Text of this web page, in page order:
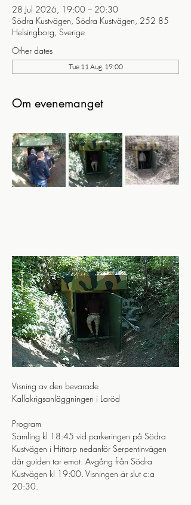
28 Jul 2026, 19:00 – 20:30
Södra Kustvägen, Södra Kustvägen, 252 85
Helsingborg, Sverige
Other dates
Tue 11 Aug, 19:00
Om evenemanget
Visning av den bevarade
Kallakrigsanläggningen i Laröd
Program
Samling kl 18:45 vid parkeringen på Södra
Kustvägen i Hittarp nedanför Serpentinvägen
där guiden tar emot. Avgång från Södra
Kustvägen kl 19:00. Visningen är slut c:a
20:30.